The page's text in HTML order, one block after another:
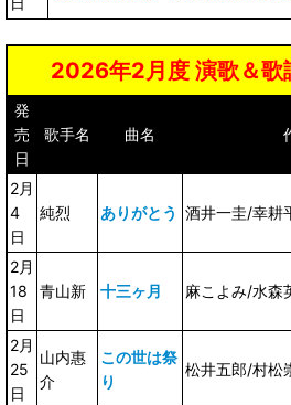
2026年2月度 演歌＆歌
発
売
日
歌手名 曲名
2月
4
日
純烈 ありがとう 酒井一圭/幸耕
2月
18
日
青山新 十三ヶ月 麻こよみ/水森
2月
25
日
山内惠
介
この世は祭
り
松井五郎/村松